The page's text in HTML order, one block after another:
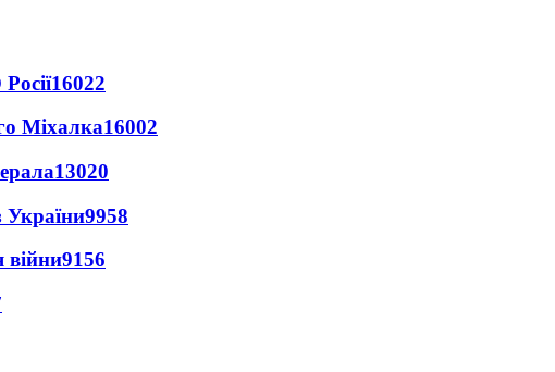
16022
Міхалка16002
13020
України9958
9156